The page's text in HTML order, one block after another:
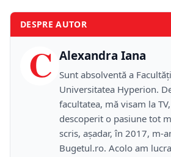
DESPRE AUTOR
C Alexandra Iana
Sunt absolventă a
Universitatea Hyperion.
facultatea, mă visam la
descoperit o pasiune tot
scris, așadar, în 2017, m-
Bugetul.ro. Acolo am